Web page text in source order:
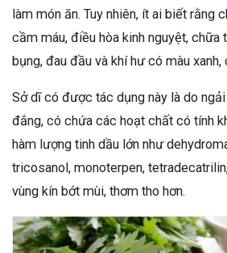
làm món ăn. Tuy nhiên, ít ai biết rằng
cầm máu, điều hòa kinh nguyệt, chữa
bụng, đau đầu và khí hư có màu
Sở dĩ có được tác dụng này là do
đắng, có chứa các hoạt chất có tính
hàm lượng tinh dầu lớn như
tricosanol, monoterpen,
vùng kín bớt mùi, thơm tho hơn.